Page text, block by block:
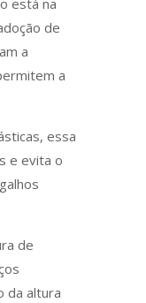
está na
de
a
a
essa
e evita o
de
da altura